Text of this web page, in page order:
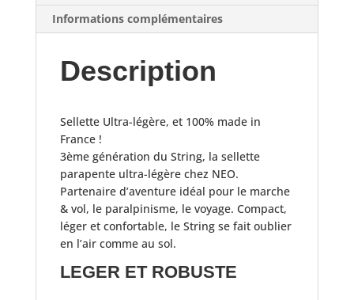
Informations complémentaires
Description
Sellette Ultra-légère, et 100% made in
France !
3ème génération du String, la sellette
parapente ultra-légère chez NEO.
Partenaire d’aventure idéal pour le marche
& vol, le paralpinisme, le voyage. Compact,
léger et confortable, le String se fait oublier
en l’air comme au sol.
LEGER ET ROBUSTE